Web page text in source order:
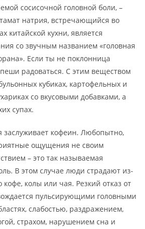
сосисочной головной боли, –
натрия, встречающийся во
китайской кухни, является
со звучным названием «головная
Если ты не поклонница
радоваться. С этим веществом
кубиках, картофельных и
со вкусовыми добавками, а
супах.
заслуживает кофеин. Любопытно,
ощущения не своим
– это так называемая
В этом случае люди страдают из-
кофе, колы или чая. Резкий отказ от
пульсирующими головными
слабостью, раздражением,
страхом, нарушением сна и